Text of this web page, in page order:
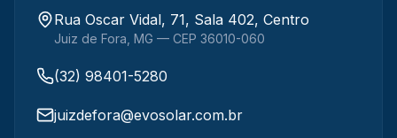
Rua Oscar Vidal, 71, Sala 402, Centro
Juiz de Fora MG — CEP 36010-060
(32) 98401-5280
juizdefora@evosolar.com.br